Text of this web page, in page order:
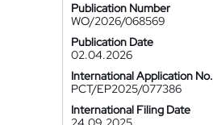
Publication Number
WO/2026/068569
Publication Date
02.04.2026
International Application No.
PCT/EP2025/077386
International Filing Date